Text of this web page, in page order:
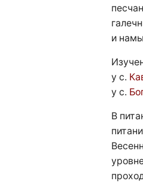
и
у с.
у с.
В